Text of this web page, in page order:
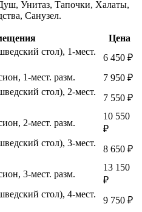
Унитаз, Тапочки, Халаты,
Санузел.
Цена
стол), 1-мест.
6 450 ₽
1-мест. разм.
7 950 ₽
стол), 2-мест.
7 550 ₽
2-мест. разм.
10 550
₽
стол), 3-мест.
8 650 ₽
3-мест. разм.
13 150
₽
стол), 4-мест.
9 750 ₽